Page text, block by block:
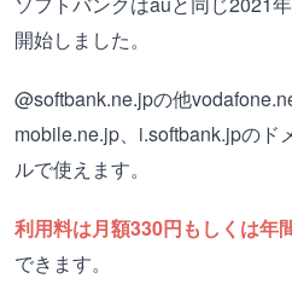
開始しました。
@softbank.ne.jpの他
mobile.ne.jp、i.softbank.jpのド
ルで使えます。
利用料は月額330円もしくは年
できます。